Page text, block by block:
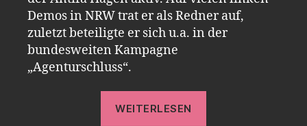
Demos in NRW trat er als Redner auf,
zuletzt beteiligte er sich u.a. in der
bundesweiten Kampagne
„Agenturschluss“.
WEITERLESEN